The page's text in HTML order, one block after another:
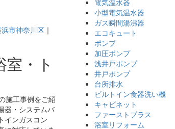
市神奈川区 ｜
・ト
施工事例をご紹
器・システムバ
インガスコン
電気温水器
小型電気温水器
ガス瞬間湯沸器
エコキュート
ポンプ
加圧ポンプ
浅井戸ポンプ
井戸ポンプ
台所排水
ビルトイン食器洗い機
キャビネット
ファーストプラス
浴室リフォーム